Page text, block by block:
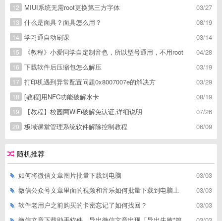
03/27
12
MIUI系统无需root更换第三方字体
08/19
13
什么是面具？面具怎么用？
03/14
14
学习通自动刷课
04/28
15
《教程》小爱同学自定制音色，所以型号通用，不用root
03/19
16
下载软件后压缩包怎么解压
03/29
17
打印机遇到异常配置问题0x8007007e的解决方
08/19
18
[教程]用NFC功能破解水卡
07/26
19
【教程】校园网WiFi破解免认证,详细说明
06/09
20 极域课堂管理系统软件解除控制教程
随机推荐
03/03
如何将微信文章图片批量下载到电脑
03/03
微信公众号文章里面的视频和音乐如何批量下载到电脑上
03/03
软件老用户之前购买的卡密忘记了如何找回？